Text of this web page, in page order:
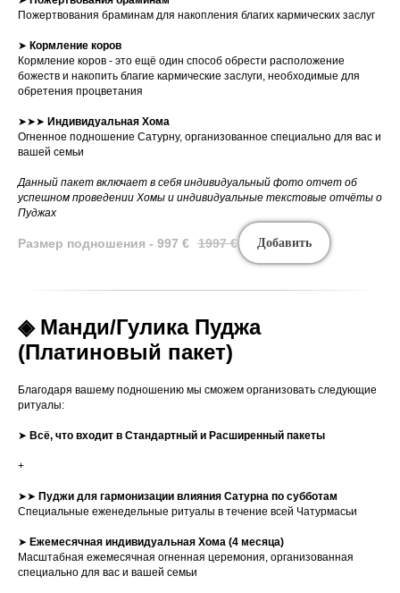
Пожертвования браминам для накопления благих кармических заслуг
➤ Кормление коров
Кормление коров - это ещё один способ обрести расположение
божеств и накопить благие кармические заслуги, необходимые для
обретения процветания
➤➤➤ Индивидуальная Хома
Огненное подношение Сатурну, организованное специально для вас и
вашей семьи
Данный пакет включает в себя индивидуальный фото отчет об
успешном проведении Хомы и индивидуальные текстовые отчёты о
Пуджах
Размер подношения - 997 € 1997 € Добавить
◈ Манди/Гулика Пуджа
(Платиновый пакет)
Благодаря вашему подношению мы сможем организовать следующие
ритуалы:
➤ Всё, что входит в Стандартный и Расширенный пакеты
+
➤➤ Пуджи для гармонизации влияния Сатурна по субботам
Специальные еженедельные ритуалы в течение всей Чатурмасьи
➤ Ежемесячная индивидуальная Хома (4 месяца)
Масштабная ежемесячная огненная церемония, организованная
специально для вас и вашей семьи